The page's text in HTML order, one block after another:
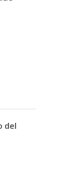
del